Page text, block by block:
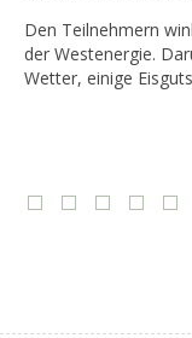
Den Teilnehmern
der Westenergie.
Wetter, einige